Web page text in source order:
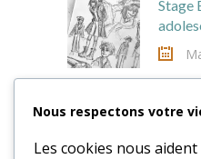
Stage
RECHERCHE
Nous respectons votre
Les cookies nous